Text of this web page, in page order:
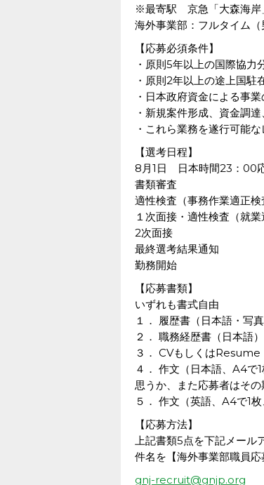
※最寄駅 京急「大森海岸
海外事業部：フルタイム
【応募必須条件】
・原則5年以上の国際協力
・原則2年以上の途上国駐
・日本政府資金による事
・新規案件形成、資金調
・これら業務を遂行可能
【選考日程】
8月1日 日本時間23：00
書類審査
適性検査（事務作業適正検
１次面接・適性検査（就業
2次面接
最終選考結果通知
勤務開始
【応募書類】
いずれも書式自由
１． 履歴書（日本語・写真
２． 職務経歴書（日本語）
３． CVもしくはResume
４． 作文（日本語、A4で
思うか、また応募者はその
５． 作文（英語、A4で1
【応募方法】
上記書類5点を下記メール
件名を【海外事業部職員応
gnj-recruit@gnjp.org